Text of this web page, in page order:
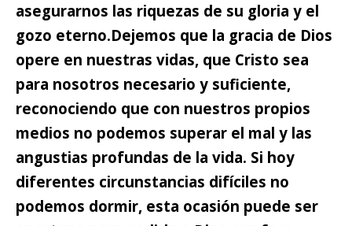
asegurarnos las riquezas de su gloria y el
gozo eterno.Dejemos que la gracia de Dios
opere en nuestras vidas, que Cristo sea
para nosotros necesario y suficiente,
reconociendo que con nuestros propios
medios no podemos superar el mal y las
angustias profundas de la vida. Si hoy
diferentes circunstancias difíciles no
podemos dormir, esta ocasión puede ser